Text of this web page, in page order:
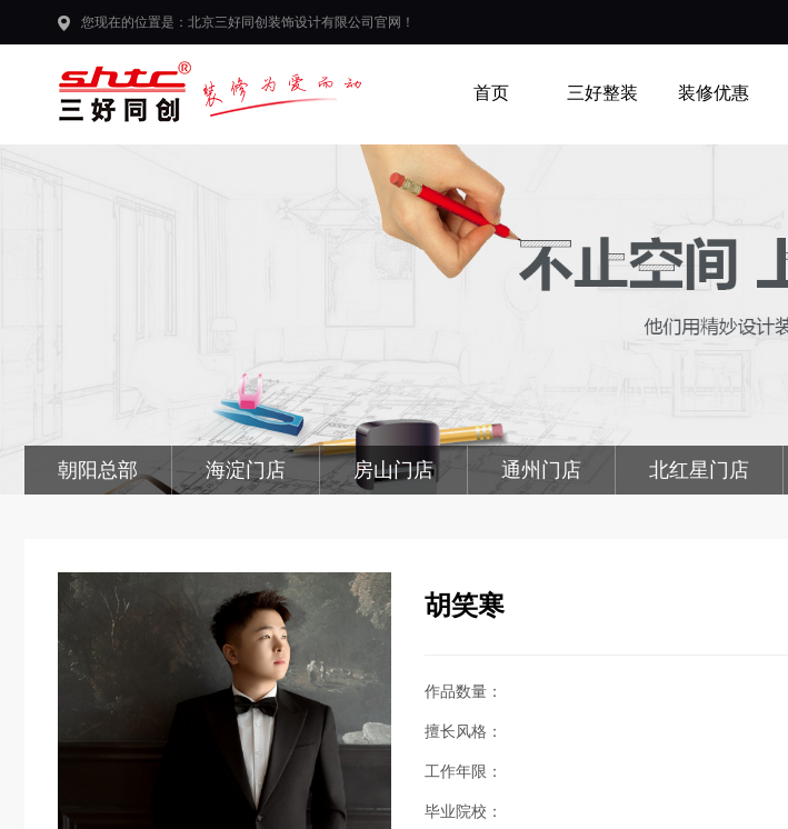
您现在的位置是：北京三好同创装饰设计有限公司官网！
首页 三好整装 装修优惠
朝阳总部 海淀门店 房山门店 通州门店 北红星门店
胡笑寒
作品数量：
擅长风格：
工作年限：
毕业院校：